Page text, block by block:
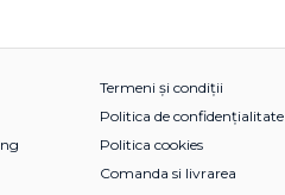
Termeni și condiții
Politica de confidențialitate
Politica cookies
Comanda si livrarea